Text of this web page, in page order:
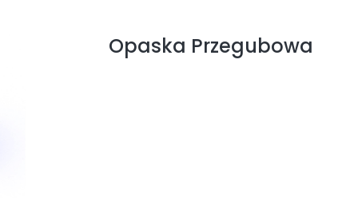
Opaska Przegubowa